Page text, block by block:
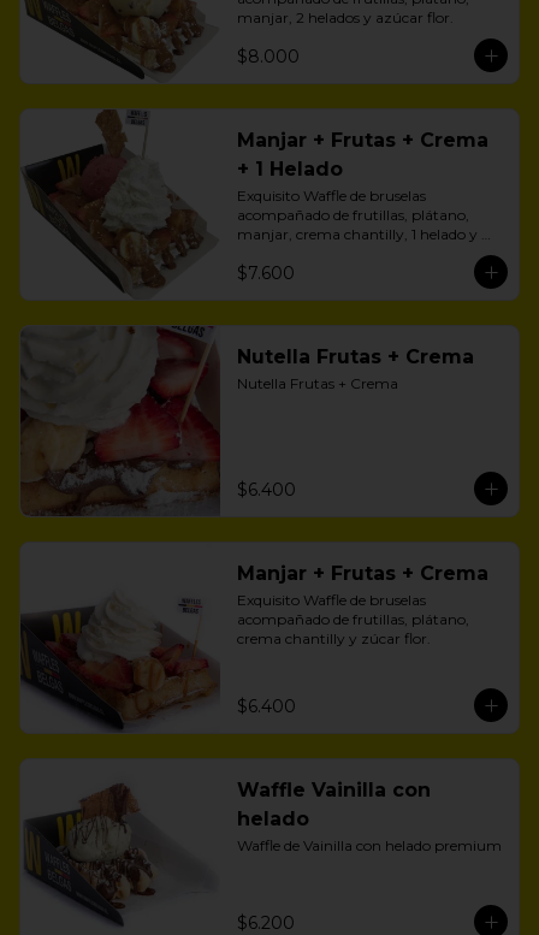
manjar, 2 helados y azúcar flor.
$8.000
Manjar + Frutas + Crema
+ 1 Helado
Exquisito Waffle de bruselas
acompañado de frutillas, plátano,
manjar, crema chantilly, 1 helado y
$7.600
Nutella Frutas + Crema
Nutella Frutas + Crema
$6.400
Manjar + Frutas + Crema
Exquisito Waffle de bruselas
acompañado de frutillas, plátano,
crema chantilly y zúcar flor.
$6.400
Waffle Vainilla con
helado
Waffle de Vainilla con helado premium
$6.200